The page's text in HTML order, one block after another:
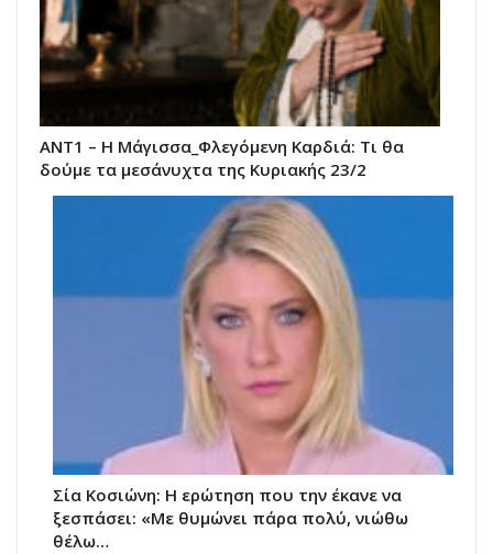
ΑΝΤ1 – Η Μάγισσα_Φλεγόμενη Καρδιά: Τι θα
δούμε τα μεσάνυχτα της Κυριακής 23/2
Σία Κοσιώνη: Η ερώτηση που την έκανε να
ξεσπάσει: «Με θυμώνει πάρα πολύ, νιώθω
θέλω…